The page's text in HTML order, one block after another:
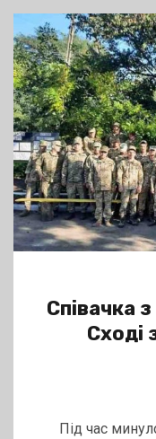
Співачка
Сході
Під час